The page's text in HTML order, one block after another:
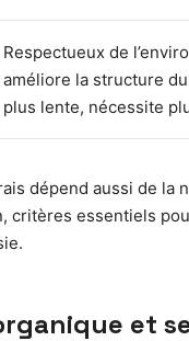
Respectueux de
améliore la structure
plus lente, nécessite
dépend aussi de la
critères essentiels
et